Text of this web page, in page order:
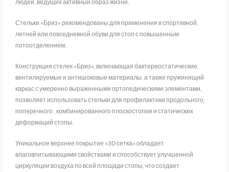
людей, ведущих активный образ жизни.
Стельки «Бриз» рекомендованы для применения в спортивной,
летней или повседневной обуви для стоп с повышенным
потоотделением.
Конструкция стелек «Бриз», включающая бактериостатические,
вентилируемые и антишоковые материалы, а также пружинящий
каркас с умеренно выраженными ортопедическими элементами,
позволяет использовать стельки для профилактики продольного,
поперечного , комбинированного плоскостопия и статических
деформаций стопы.
Уникальное верхнее покрытие «3D сетка» обладает
влаговпитывающими свойствами и способствует улучшенной
циркуляции воздуха по всей площади стопы, что создает